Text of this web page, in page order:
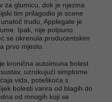
za glumicu, dok je njezina
tim prilagodio je scene
trudu, Applegate je
Ipak, nije potpuno
se okrenula producentskim
prvo mjesto.
kronična autoimuna bolest
uzrokujući simptome
vida, poteškoća s
bolesti varira od blagih do
od mnogih koji se